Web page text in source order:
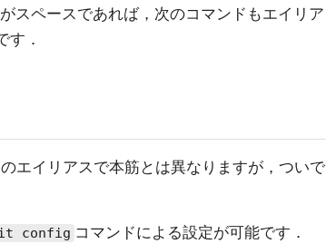
スペースであれば，次のコマンドもエイリア
す．
エイリアスで本筋とは異なりますが，ついで
config コマンドによる設定が可能です．